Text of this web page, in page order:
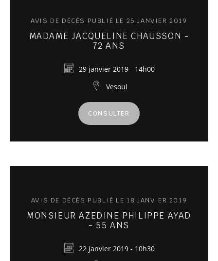
AVIS DE DÉCÈS PUBLIÉ LE 25 JANVIER 2019
MADAME JACQUELINE CHAUSSON -
72 ANS
29 janvier 2019 - 14h00
Vesoul
CONSULTER
AVIS DE DÉCÈS PUBLIÉ LE 18 JANVIER 2019
MONSIEUR AZEDINE PHILIPPE AYAD
- 55 ANS
22 janvier 2019 - 10h30